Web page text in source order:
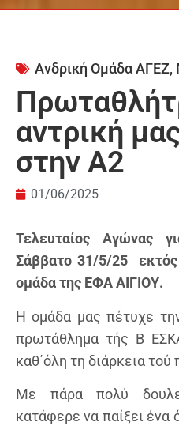
Ανδρική Ομάδα ΑΓΕΖ,
αντρική
στην Α2
01/06/2025
Τελευταίος Αγώνας
Σάββατο 31/5/25 εκτός
ομάδα της ΕΦΑ ΑΙΓΙΟΥ.
Η ομάδα μας πέτυχε
πρωτάθλημα τής Β
καθ΄όλη τη διάρκεια
Με πάρα πολύ
κατάφερε να παίξει ένα